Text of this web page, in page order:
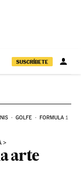
SUSCRÍBETE
GOLFE FORMULA 1
arte